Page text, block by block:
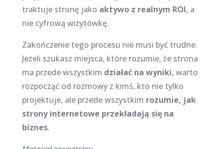
traktuje stronę jako aktywo z realnym ROI, a
nie cyfrową wizytówkę.
Zakończenie tego procesu nie musi być trudne.
Jeżeli szukasz miejsca, które rozumie, że strona
ma przede wszystkim działać na wyniki, warto
rozpocząć od rozmowy z kimś, kto nie tylko
projektuje, ale przede wszystkim rozumie, jak
strony internetowe przekładają się na
biznes.